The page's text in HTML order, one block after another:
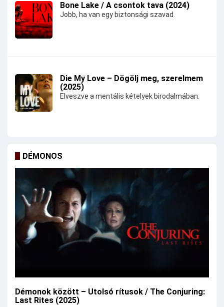
Bone Lake / A csontok tava (2024)
Jobb, ha van egy biztonsági szavad.
Die My Love – Dögölj meg, szerelmem
(2025)
Elveszve a mentális kételyek birodalmában.
DÉMONOS
Démonok között – Utolsó rítusok / The Conjuring:
Last Rites (2025)